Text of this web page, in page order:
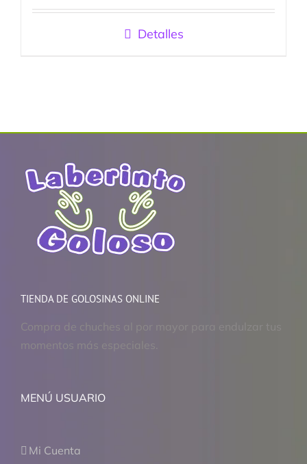
5
Detalles
TIENDA DE GOLOSINAS ONLINE
Compra de chuches al por mayor para endulzar tus
momentos más especiales.
MENÚ USUARIO
Mi Cuenta